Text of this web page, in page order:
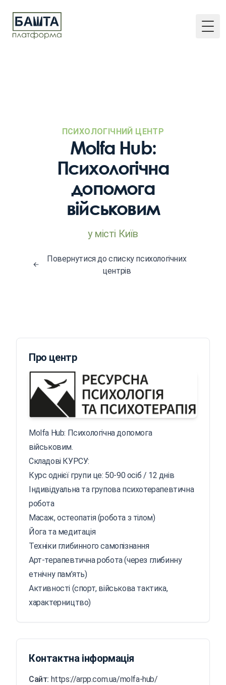
ПСИХОЛОГІЧНИЙ ЦЕНТР
Molfa Hub:
Психологічна
допомога
військовим
у місті Київ
Повернутися до списку психологічних
центрів
Про центр
Molfa Hub: Психологічна допомога
військовим.
Складові КУРСУ:
Курс однієї групи це: 50-90 осіб / 12 днів
Індивідуальна та групова психотерапевтична
робота
Масаж, остеопатія (робота з тілом)
Йога та медитація
Техніки глибинного самопізнання
Арт-терапевтична робота (через глибинну
етнічну пам’ять)
Активності (спорт, військова тактика,
характерництво)
Контактна інформація
Сайт: https://arpp.com.ua/molfa-hub/